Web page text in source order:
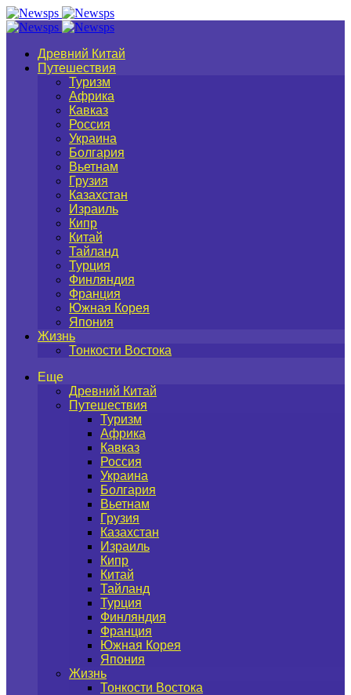
Древний Китай
Путешествия
Туризм
Африка
Кавказ
Россия
Украина
Болгария
Вьетнам
Грузия
Казахстан
Израиль
Кипр
Китай
Тайланд
Турция
Финляндия
Франция
Южная Корея
Япония
Жизнь
Тонкости Востока
Еще
Древний Китай
Путешествия
Туризм
Африка
Кавказ
Россия
Украина
Болгария
Вьетнам
Грузия
Казахстан
Израиль
Кипр
Китай
Тайланд
Турция
Финляндия
Франция
Южная Корея
Япония
Жизнь
Тонкости Востока